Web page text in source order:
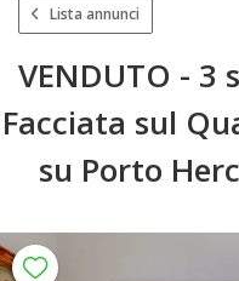
Lista annunci
VENDUTO - 3
Facciata sul
su Porto